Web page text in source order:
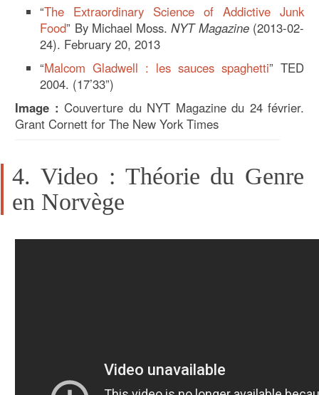
“The Extraordinary Science of Addictive Junk
Food” By Michael Moss.NYT Magazine(2013-02-
24). February 20, 2013
“Malcom Gladwell : les sauces spaghetti” TED
2004. (17’33”)
Image : Couverture du NYT Magazine du 24 février.
Grant Cornett for The New York Times
4. Video : Théorie du Genre
en Norvège